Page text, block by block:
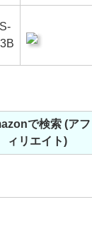
で検索 (アフ
ィリエイト)